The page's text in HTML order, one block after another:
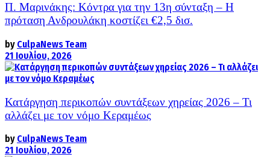
Π. Μαρινάκης: Κόντρα για την 13η σύνταξη – Η
πρόταση Ανδρουλάκη κοστίζει €2,5 δισ.
by CulpaNews Team
21 Ιουλίου, 2026
Κατάργηση περικοπών συντάξεων χηρείας 2026 – Τι
αλλάζει με τον νόμο Κεραμέως
by CulpaNews Team
21 Ιουλίου, 2026